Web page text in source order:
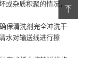
或杂质积聚的情况，
保清洗剂完全冲洗干
水对输送线进行擦